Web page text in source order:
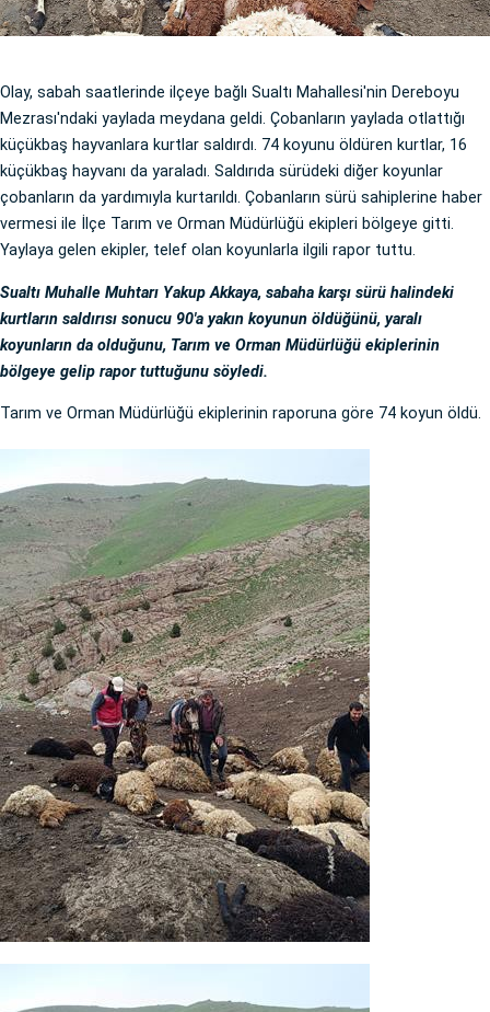
Olay, sabah saatlerinde ilçeye bağlı Sualtı Mahallesi'nin Dereboyu
Mezrası'ndaki yaylada meydana geldi. Çobanların yaylada otlattığı
küçükbaş hayvanlara kurtlar saldırdı. 74 koyunu öldüren kurtlar, 16
küçükbaş hayvanı da yaraladı. Saldırıda sürüdeki diğer koyunlar
çobanların da yardımıyla kurtarıldı. Çobanların sürü sahiplerine haber
vermesi ile İlçe Tarım ve Orman Müdürlüğü ekipleri bölgeye gitti.
Yaylaya gelen ekipler, telef olan koyunlarla ilgili rapor tuttu.
Sualtı Muhalle Muhtarı Yakup Akkaya, sabaha karşı sürü halindeki
kurtların saldırısı sonucu 90'a yakın koyunun öldüğünü, yaralı
koyunların da olduğunu, Tarım ve Orman Müdürlüğü ekiplerinin
bölgeye gelip rapor tuttuğunu söyledi.
Tarım ve Orman Müdürlüğü ekiplerinin raporuna göre 74 koyun öldü.